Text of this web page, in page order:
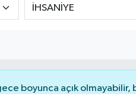
boyunca açık olmayabilir,